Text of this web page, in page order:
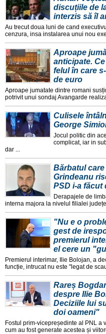
discuțiile de
interzis să îl
Au trecut doua luni de cand
cenzura, insa instalarea unui nou
Aproape
anticipate.
felul în care
de euro
Aproape jumatate dintre romani
potrivit unui sondaj Avangarde
Culisele
George
Jocul politic din
complicat, iar in
dar ...
Bărbatul
Grindeanu
PSD i-a făcut
Derapajele de
interna majora la nivelul filialei
"Nu e o
gest de
premierul
el cere un
Premierul interimar, Ilie Bolojan, a
funcție, intrucat nu este "legat de
Rareș
despre Ilie
Deciziile lui
doi oameni"
Fostul prim-vicepreședinte al PNL a
cum au fost generate acestea și